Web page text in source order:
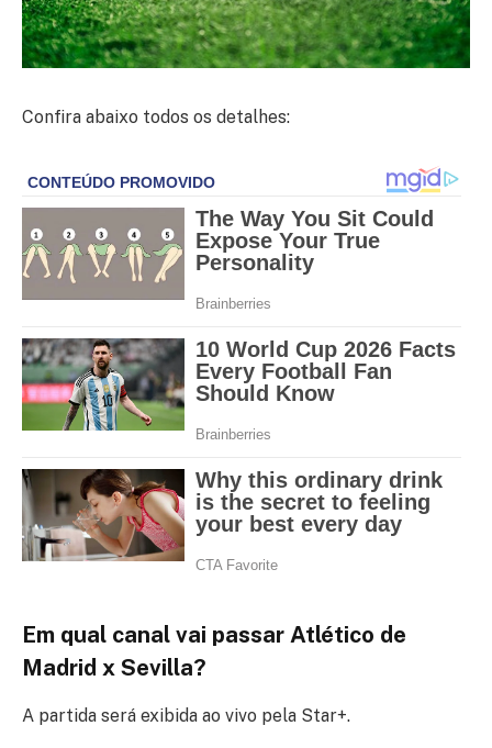
Confira abaixo todos os detalhes:
Em qual canal vai passar Atlético de
Madrid x Sevilla?
A partida será exibida ao vivo pela Star+.